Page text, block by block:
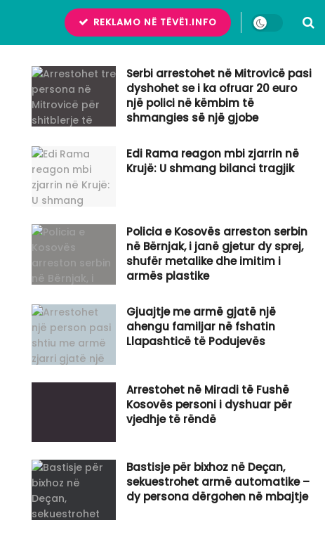
REKLAMO NË TËVË1.INFO
Serbi arrestohet në Mitrovicë pasi
dyshohet se i ka ofruar 20 euro
një polici në këmbim të
shmangies së një gjobe
Edi Rama reagon mbi zjarrin në
Krujë: U shmang bilanci tragjik
Policia e Kosovës arreston serbin
në Bërnjak, i janë gjetur dy sprej,
shufër metalike dhe imitim i
armës plastike
Gjuajtje me armë gjatë një
ahengu familjar në fshatin
Llapashticë të Podujevës
Arrestohet në Miradi të Fushë
Kosovës personi i dyshuar për
vjedhje të rëndë
Bastisje për bixhoz në Deçan,
sekuestrohet armë automatike –
dy persona dërgohen në mbajtje